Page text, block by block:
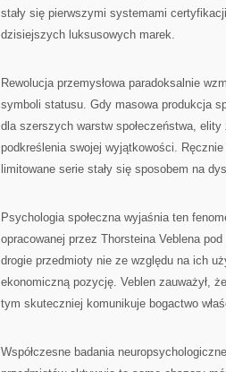
stały się pierwszymi systemami
dzisiejszych luksusowych marek.
Rewolucja przemysłowa paradoksalnie
symboli statusu. Gdy masowa produkcja
dla szerszych warstw społeczeństwa,
podkreślenia swojej wyjątkowości.
limitowane serie stały się sposobem na
Psychologia społeczna wyjaśnia ten
opracowanej przez Thorsteina Veblena
drogie przedmioty nie ze względu na ich
ekonomiczną pozycję. Veblen zauważył,
tym skuteczniej komunikuje bogactwo
Współczesne badania